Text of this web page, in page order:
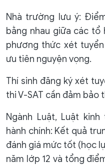
Nhà trường lưu ý:
bằng nhau giữa các
phương thức xét
ưu tiên nguyện vọng.
Thí sinh đăng ký xét
thi V-SAT cần đảm bảo
Ngành Luật, Luật
hành chính: Kết quả
đánh giá mức tốt (học
năm lớp 12 và tổng